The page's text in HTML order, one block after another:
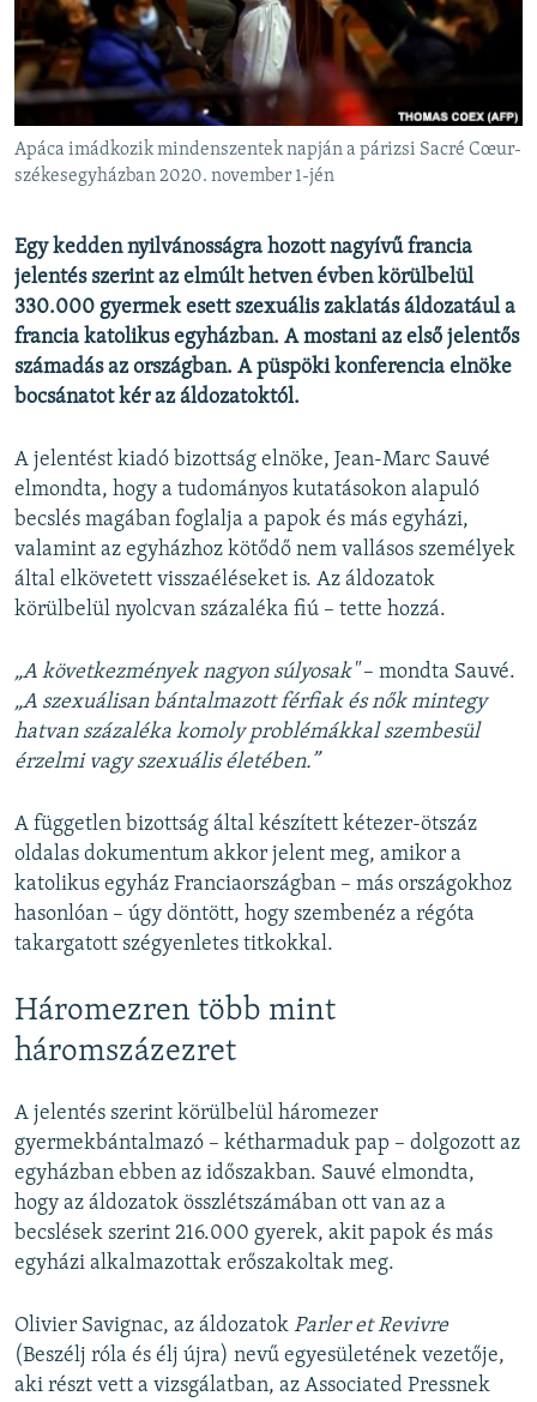
EURÓPAI UNIÓ
VILÁG
KLÍMAVÁLTOZÁS
A MÚLT TANULSÁGAI
Valamennyi RFE/RL weboldal
Apáca imádkozik mindenszentek napján a párizsi Sacré Cœur-
székesegyházban 2020. november 1-jén
Egy kedden nyilvánosságra hozott nagyívű francia
jelentés szerint az elmúlt hetven évben körülbelül
330.000 gyermek esett szexuális zaklatás áldozatául a
francia katolikus egyházban. A mostani az első jelentős
számadás az országban. A püspöki konferencia elnöke
bocsánatot kér az áldozatoktól.
A jelentést kiadó bizottság elnöke, Jean-Marc Sauvé
elmondta, hogy a tudományos kutatásokon alapuló
becslés magában foglalja a papok és más egyházi,
valamint az egyházhoz kötődő nem vallásos személyek
által elkövetett visszaéléseket is. Az áldozatok
körülbelül nyolcvan százaléka fiú – tette hozzá.
„A következmények nagyon súlyosak"– mondta Sauvé.
„A szexuálisan bántalmazott férfiak és nők mintegy
hatvan százaléka komoly problémákkal szembesül
érzelmi vagy szexuális életében.”
A független bizottság által készített kétezer-ötszáz
oldalas dokumentum akkor jelent meg, amikor a
katolikus egyház Franciaországban – más országokhoz
hasonlóan – úgy döntött, hogy szembenéz a régóta
takargatott szégyenletes titkokkal.
Háromezren több mint
háromszázezret
A jelentés szerint körülbelül háromezer
gyermekbántalmazó – kétharmaduk pap – dolgozott az
egyházban ebben az időszakban. Sauvé elmondta,
hogy az áldozatok összlétszámában ott van az a
becslések szerint 216.000 gyerek, akit papok és más
egyházi alkalmazottak erőszakoltak meg.
Olivier Savignac, az áldozatok Parler et Revivre
(Beszélj róla és élj újra) nevű egyesületének vezetője,
aki részt vett a vizsgálatban, az Associated Pressnek